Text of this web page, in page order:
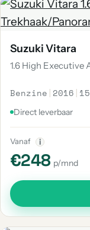
Suzuki Vitara
1.6 High Executive
Benzine | 2016 |
Direct leverbaar
Vanaf i
€248 p/mnd